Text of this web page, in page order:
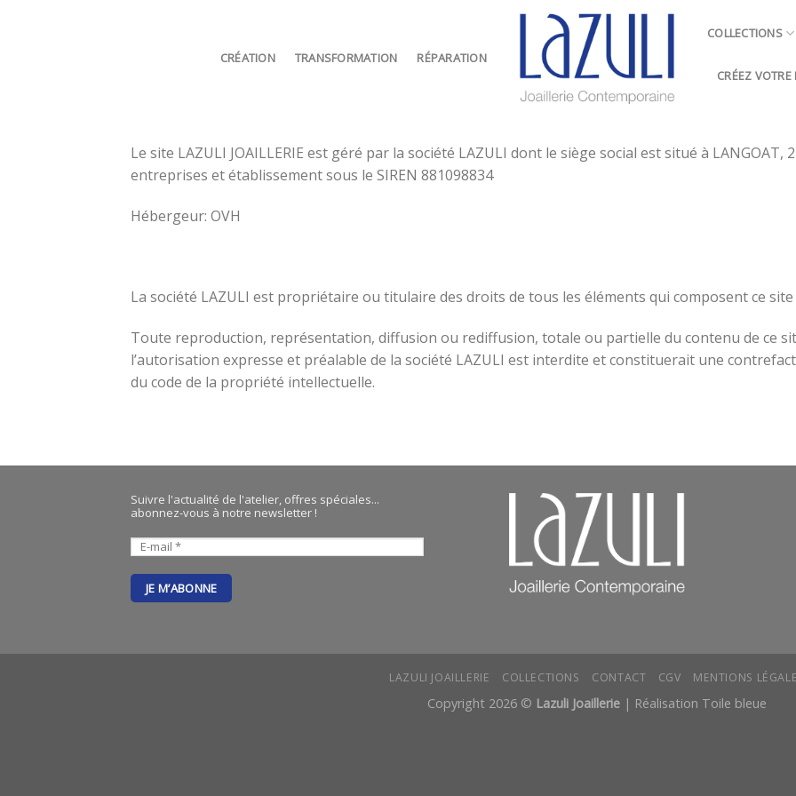
CRÉATION TRANSFORMATION RÉPARATION
COLLECTIONS
CRÉEZ VOTRE
Le site LAZULI JOAILLERIE est géré par la société LAZULI dont le siège social est situé à
entreprises et établissement sous le SIREN 881098834
Hébergeur: OVH
La société LAZULI est propriétaire ou titulaire des droits de tous les éléments qui composent ce
Toute reproduction, représentation, diffusion ou rediffusion, totale ou partielle du contenu de ce
l’autorisation expresse et préalable de la société LAZULI est interdite et constituerait une
du code de la propriété intellectuelle.
Suivre l'actualité de l'atelier, offres spéciales...
abonnez-vous à notre newsletter !
LAZULI JOAILLERIE COLLECTIONS CONTACT CGV MENTIONS
Copyright 2026 © Lazuli Joaillerie | Réalisation Toile bleue